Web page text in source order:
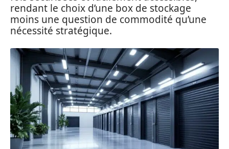
rendant le choix d’une box de stockage
moins une question de commodité qu’une
nécessité stratégique.